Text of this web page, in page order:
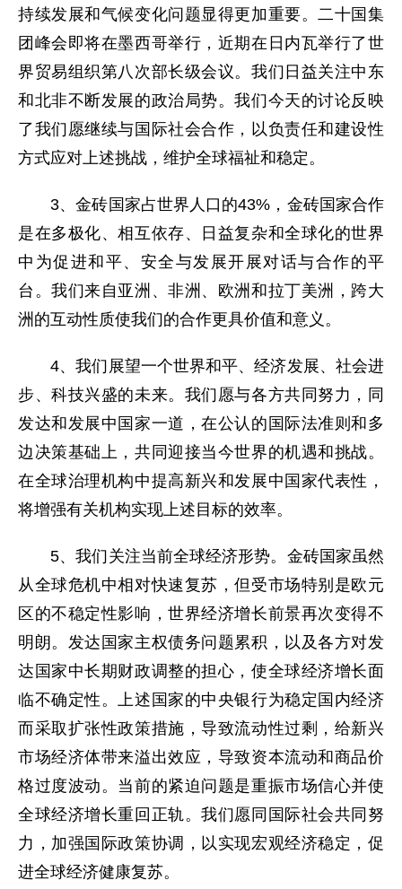
持续发展和气候变化问题显得更加重要。二十国集
团峰会即将在墨西哥举行，近期在日内瓦举行了世
界贸易组织第八次部长级会议。我们日益关注中东
和北非不断发展的政治局势。我们今天的讨论反映
了我们愿继续与国际社会合作，以负责任和建设性
方式应对上述挑战，维护全球福祉和稳定。
3、金砖国家占世界人口的43%，金砖国家合作
是在多极化、相互依存、日益复杂和全球化的世界
中为促进和平、安全与发展开展对话与合作的平
台。我们来自亚洲、非洲、欧洲和拉丁美洲，跨大
洲的互动性质使我们的合作更具价值和意义。
4、我们展望一个世界和平、经济发展、社会进
步、科技兴盛的未来。我们愿与各方共同努力，同
发达和发展中国家一道，在公认的国际法准则和多
边决策基础上，共同迎接当今世界的机遇和挑战。
在全球治理机构中提高新兴和发展中国家代表性，
将增强有关机构实现上述目标的效率。
5、我们关注当前全球经济形势。金砖国家虽然
从全球危机中相对快速复苏，但受市场特别是欧元
区的不稳定性影响，世界经济增长前景再次变得不
明朗。发达国家主权债务问题累积，以及各方对发
达国家中长期财政调整的担心，使全球经济增长面
临不确定性。上述国家的中央银行为稳定国内经济
而采取扩张性政策措施，导致流动性过剩，给新兴
市场经济体带来溢出效应，导致资本流动和商品价
格过度波动。当前的紧迫问题是重振市场信心并使
全球经济增长重回正轨。我们愿同国际社会共同努
力，加强国际政策协调，以实现宏观经济稳定，促
进全球经济健康复苏。